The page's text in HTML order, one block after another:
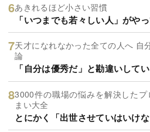
あきれるほど小さい習慣
「いつまでも若々しい人」がや
天才になれなかった全ての人へ 自
論
「自分は優秀だ」と勘違いして
3000件の職場の悩みを解決した
まい大全
とにかく「出世させていはいけ